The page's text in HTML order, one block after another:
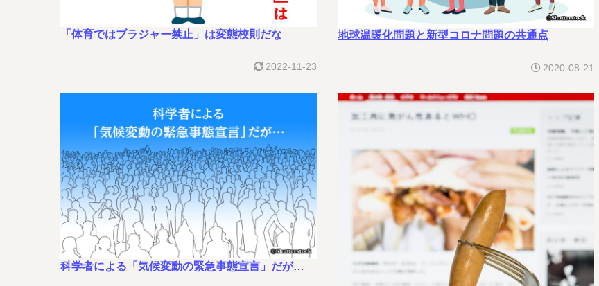
「体育ではブラジャー禁止」は変態校則だな
2022-11-23
地球温暖化問題と新型コロナ問題の共通点
2020-08-21
科学者による「気候変動の緊急事態宣言」だが…